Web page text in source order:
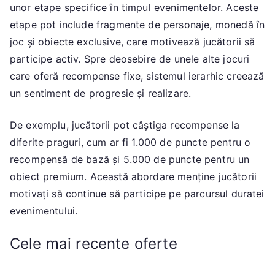
unor etape specifice în timpul evenimentelor. Aceste
etape pot include fragmente de personaje, monedă în
joc și obiecte exclusive, care motivează jucătorii să
participe activ. Spre deosebire de unele alte jocuri
care oferă recompense fixe, sistemul ierarhic creează
un sentiment de progresie și realizare.
De exemplu, jucătorii pot câștiga recompense la
diferite praguri, cum ar fi 1.000 de puncte pentru o
recompensă de bază și 5.000 de puncte pentru un
obiect premium. Această abordare menține jucătorii
motivați să continue să participe pe parcursul duratei
evenimentului.
Cele mai recente oferte